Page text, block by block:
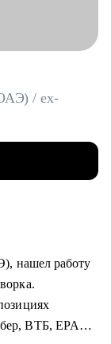
/ ex-
нашел работу
ВТБ, EPAM).